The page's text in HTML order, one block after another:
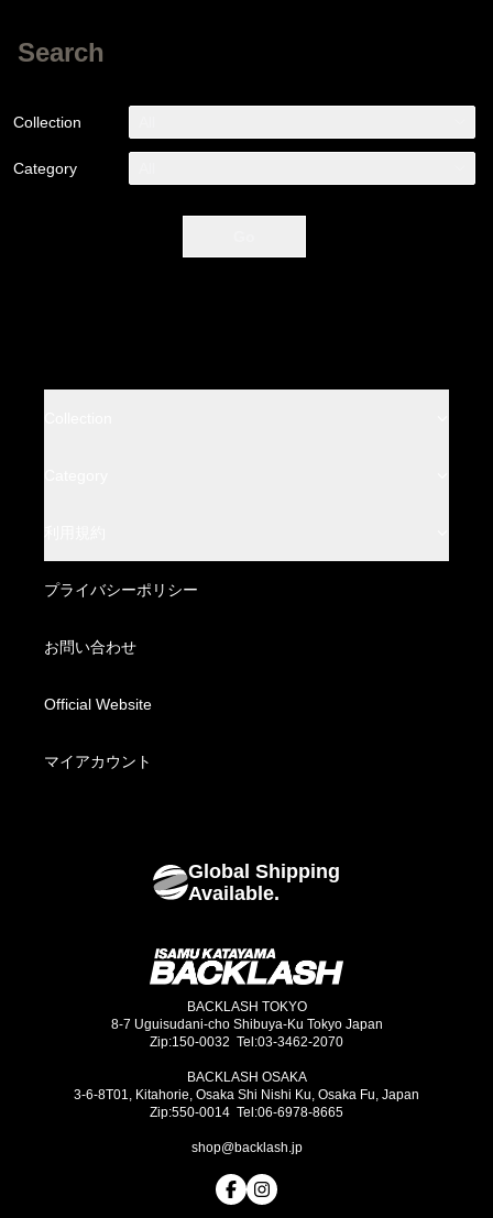
Search
Collection
Category
BACKLASH THE DENIM
BACKLASH XX Yohji Yamamoto
Leather Bottoms
Fabric Wear
Fabric Bottoms
Footwear
特定商取引法に基づく表記
配送方法・送料について
お支払い方法について
海外発送について
プライバシーポリシー
お問い合わせ
Official Website
マイアカウント
Global Shipping
Available.
BACKLASH TOKYO
8-7 Uguisudani-cho Shibuya-Ku Tokyo Japan
Zip:150-0032 Tel:03-3462-2070
BACKLASH OSAKA
3-6-8T01, Kitahorie, Osaka Shi Nishi Ku, Osaka Fu, Japan
Zip:550-0014 Tel:06-6978-8665
shop@backlash.jp